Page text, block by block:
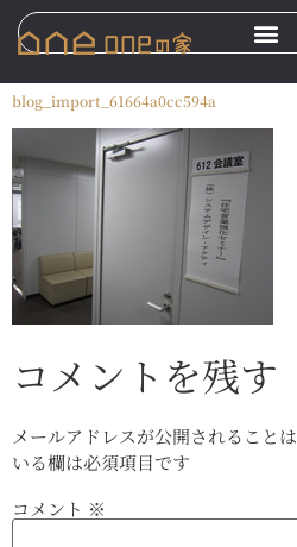
blog_import_61664a0cc594a
コメントを残す
メールアドレスが公開されることは
いる欄は必須項目です
コメント ※